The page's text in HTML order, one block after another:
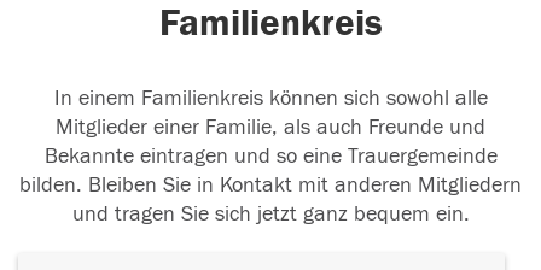
Familienkreis
In einem Familienkreis können sich sowohl alle
Mitglieder einer Familie, als auch Freunde und
Bekannte eintragen und so eine Trauergemeinde
bilden. Bleiben Sie in Kontakt mit anderen Mitgliedern
und tragen Sie sich jetzt ganz bequem ein.